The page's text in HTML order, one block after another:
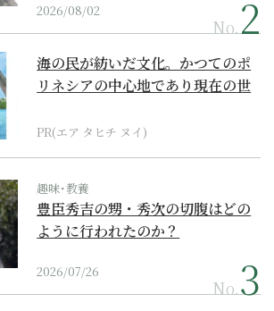
2026/08/02
No.
海の民が紡いだ文化。かつてのポ
リネシアの中心地であり現在の世
PR(エア タヒチ ヌイ)
趣味･教養
豊臣秀吉の甥・秀次の切腹はどの
ように行われたのか？
2026/07/26
No.